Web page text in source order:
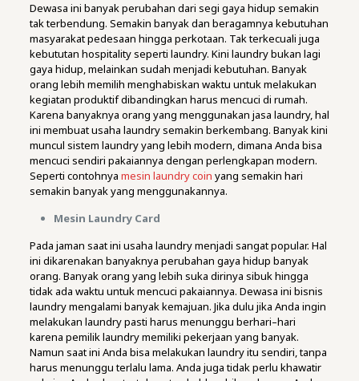
Dewasa ini banyak perubahan dari segi gaya hidup semakin
tak terbendung. Semakin banyak dan beragamnya kebutuhan
masyarakat pedesaan hingga perkotaan. Tak terkecuali juga
kebututan hospitality seperti laundry. Kini laundry bukan lagi
gaya hidup, melainkan sudah menjadi kebutuhan. Banyak
orang lebih memilih menghabiskan waktu untuk melakukan
kegiatan produktif dibandingkan harus mencuci di rumah.
Karena banyaknya orang yang menggunakan jasa laundry, hal
ini membuat usaha laundry semakin berkembang. Banyak kini
muncul sistem laundry yang lebih modern, dimana Anda bisa
mencuci sendiri pakaiannya dengan perlengkapan modern.
Seperti contohnya mesin laundry coin yang semakin hari
semakin banyak yang menggunakannya.
Mesin Laundry Card
Pada jaman saat ini usaha laundry menjadi sangat popular. Hal
ini dikarenakan banyaknya perubahan gaya hidup banyak
orang. Banyak orang yang lebih suka dirinya sibuk hingga
tidak ada waktu untuk mencuci pakaiannya. Dewasa ini bisnis
laundry mengalami banyak kemajuan. Jika dulu jika Anda ingin
melakukan laundry pasti harus menunggu berhari–hari
karena pemilik laundry memiliki pekerjaan yang banyak.
Namun saat ini Anda bisa melakukan laundry itu sendiri, tanpa
harus menunggu terlalu lama. Anda juga tidak perlu khawatir